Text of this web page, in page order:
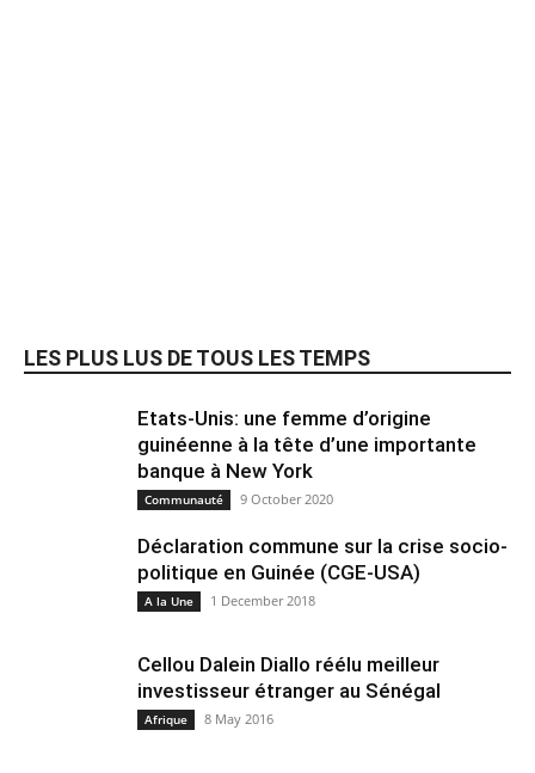
LES PLUS LUS DE TOUS LES TEMPS
Etats-Unis: une femme d’origine
guinéenne à la tête d’une importante
banque à New York
Communauté 9 October 2020
Déclaration commune sur la crise socio-
politique en Guinée (CGE-USA)
A la Une 1 December 2018
Cellou Dalein Diallo réélu meilleur
investisseur étranger au Sénégal
Afrique 8 May 2016